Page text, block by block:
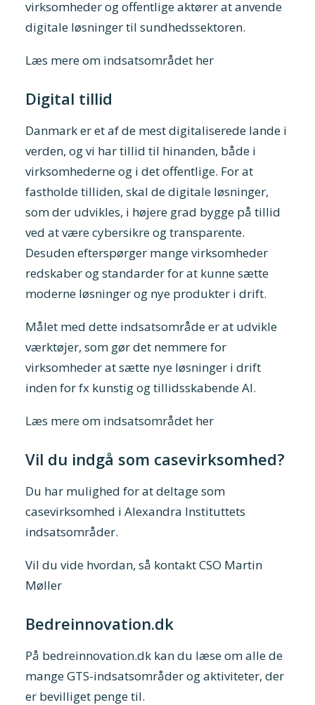
virksomheder og offentlige aktører at anvende
digitale løsninger til sundhedssektoren.
Læs mere om indsatsområdet her
Digital tillid
Danmark er et af de mest digitaliserede lande i
verden, og vi har tillid til hinanden, både i
virksomhederne og i det offentlige. For at
fastholde tilliden, skal de digitale løsninger,
som der udvikles, i højere grad bygge på tillid
ved at være cybersikre og transparente.
Desuden efterspørger mange virksomheder
redskaber og standarder for at kunne sætte
moderne løsninger og nye produkter i drift.
Målet med dette indsatsområde er at udvikle
værktøjer, som gør det nemmere for
virksomheder at sætte nye løsninger i drift
inden for fx kunstig og tillidsskabende AI.
Læs mere om indsatsområdet her
Vil du indgå som casevirksomhed?
Du har mulighed for at deltage som
casevirksomhed i Alexandra Instituttets
indsatsområder.
Vil du vide hvordan, så kontaktCSO Martin
Møller
Bedreinnovation.dk
På bedreinnovation.dk kan du læse om alle de
mange GTS-indsatsområder og aktiviteter, der
er bevilliget penge til.